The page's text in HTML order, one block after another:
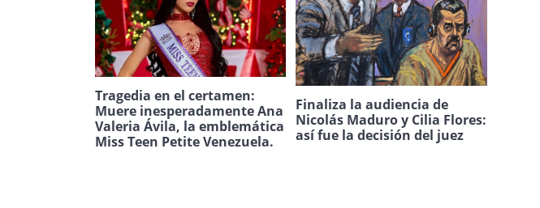
Tragedia en el certamen:
Muere inesperadamente Ana
Valeria Ávila, la emblemática
Miss Teen Petite Venezuela.
Finaliza la audiencia de
Nicolás Maduro y Cilia Flores:
así fue la decisión del juez